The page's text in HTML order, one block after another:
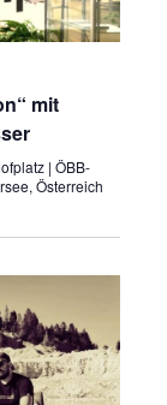
mit
| ÖBB-
Österreich